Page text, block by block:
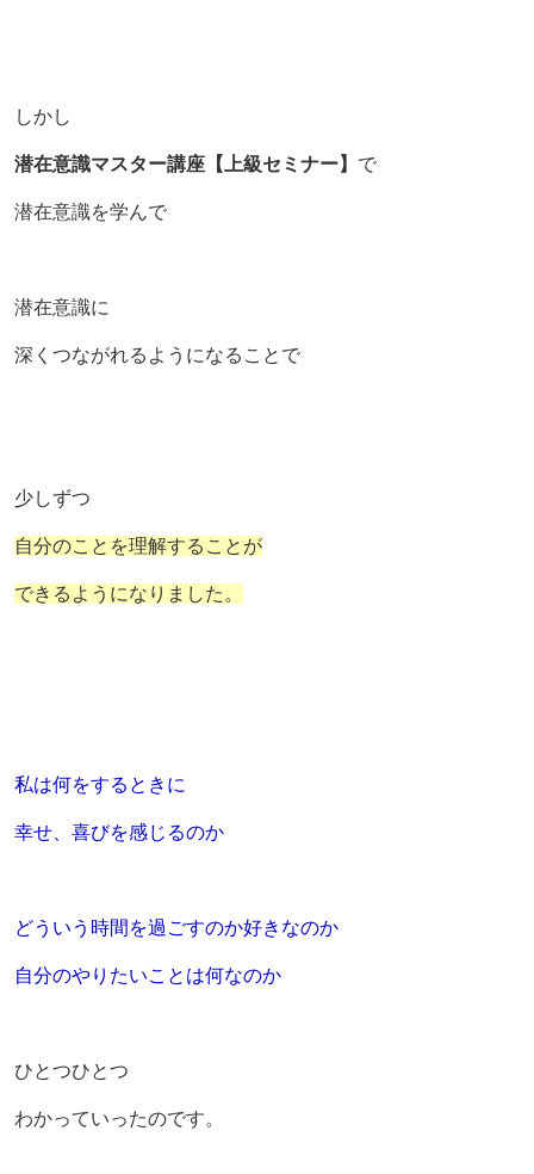
しかし
潜在意識マスター講座【上級セミナー】 で
潜在意識を学んで
潜在意識に
深くつながれるようになることで
少しずつ
自分のことを理解することが
できるようになりました。
私は何をするときに
幸せ、喜びを感じるのか
どういう時間を過ごすのか好きなのか
自分のやりたいことは何なのか
ひとつひとつ
わかっていったのです。